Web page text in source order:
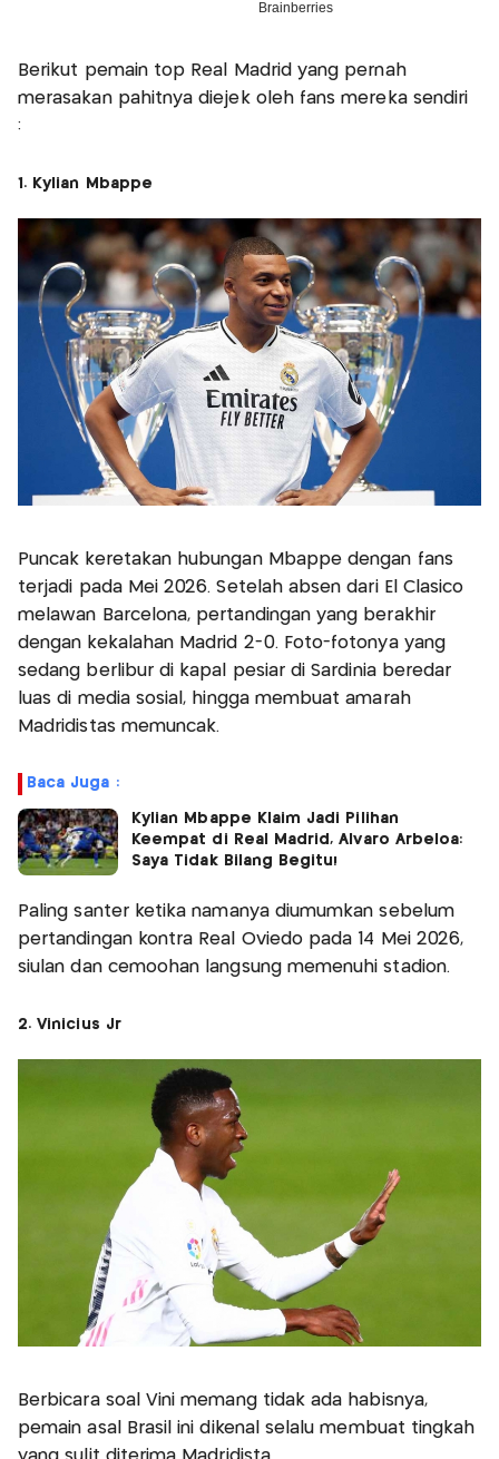
Berikut pemain top Real Madrid yang pernah
merasakan pahitnya diejek oleh fans mereka sendiri
:
1. Kylian Mbappe
Puncak keretakan hubungan Mbappe dengan fans
terjadi pada Mei 2026. Setelah absen dari El Clasico
melawan Barcelona, pertandingan yang berakhir
dengan kekalahan Madrid 2-0. Foto-fotonya yang
sedang berlibur di kapal pesiar di Sardinia beredar
luas di media sosial, hingga membuat amarah
Madridistas memuncak.
Baca Juga :
Kylian Mbappe Klaim Jadi Pilihan
Keempat di Real Madrid, Alvaro Arbeloa:
Saya Tidak Bilang Begitu!
Paling santer ketika namanya diumumkan sebelum
pertandingan kontra Real Oviedo pada 14 Mei 2026,
siulan dan cemoohan langsung memenuhi stadion.
2. Vinicius Jr
Berbicara soal Vini memang tidak ada habisnya,
pemain asal Brasil ini dikenal selalu membuat tingkah